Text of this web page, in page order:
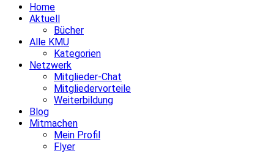
Home
Aktuell
Bücher
Alle KMU
Kategorien
Netzwerk
Mitglieder-Chat
Mitgliedervorteile
Weiterbildung
Blog
Mitmachen
Mein Profil
Flyer